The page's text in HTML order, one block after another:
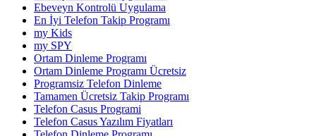
Ebeveyn Kontrolü Uygulama
En İyi Telefon Takip Programı
my Kids
my SPY
Ortam Dinleme Programı
Ortam Dinleme Programı Ücretsiz
Programsiz Telefon Dinleme
Tamamen Ücretsiz Takip Programı
Telefon Casus Programi
Telefon Casus Yazılım Fiyatları